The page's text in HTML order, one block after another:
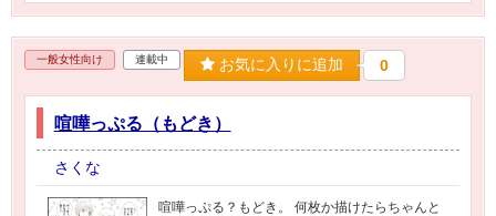
一般女性向け 連載中 お気に入りに追加 0
喧嘩っぷる（もどき）
さくな
喧嘩っぷる？もどき。 何枚か描けたらちゃんと